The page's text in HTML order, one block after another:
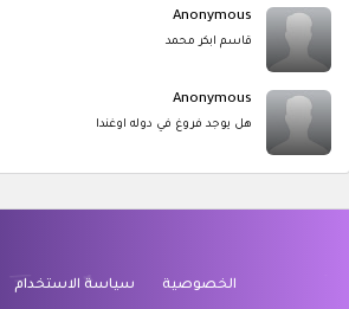
Anonymous
قاسم ابكر محمد
Anonymous
هل يوجد فروغ في دوله اوغندا
الخصوصية سياسة الاستخدام